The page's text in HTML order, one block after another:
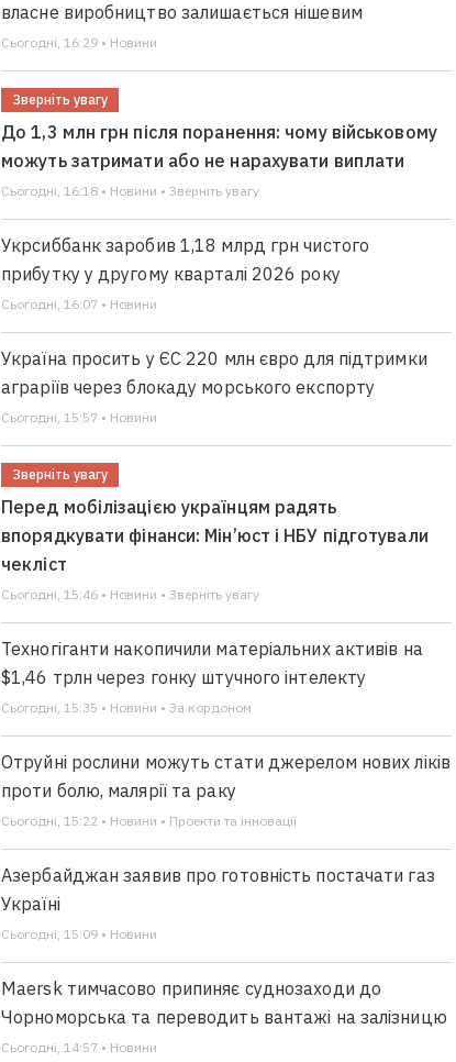
власне виробництво залишається нішевим
Сьогодні, 16:29 • Новини
Зверніть увагу
До 1,3 млн грн після поранення: чому військовому
можуть затримати або не нарахувати виплати
Сьогодні, 16:18 • Новини • Зверніть увагу
Укрсиббанк заробив 1,18 млрд грн чистого
прибутку у другому кварталі 2026 року
Сьогодні, 16:07 • Новини
Україна просить у ЄС 220 млн євро для підтримки
аграріїв через блокаду морського експорту
Сьогодні, 15:57 • Новини
Зверніть увагу
Перед мобілізацією українцям радять
впорядкувати фінанси: Мін’юст і НБУ підготували
чекліст
Сьогодні, 15:46 • Новини • Зверніть увагу
Техногіганти накопичили матеріальних активів на
$1,46 трлн через гонку штучного інтелекту
Сьогодні, 15:35 • Новини • За кордоном
Отруйні рослини можуть стати джерелом нових ліків
проти болю, малярії та раку
Сьогодні, 15:22 • Новини • Проекти та інновації
Азербайджан заявив про готовність постачати газ
Україні
Сьогодні, 15:09 • Новини
Maersk тимчасово припиняє суднозаходи до
Чорноморська та переводить вантажі на залізницю
Сьогодні, 14:57 • Новини